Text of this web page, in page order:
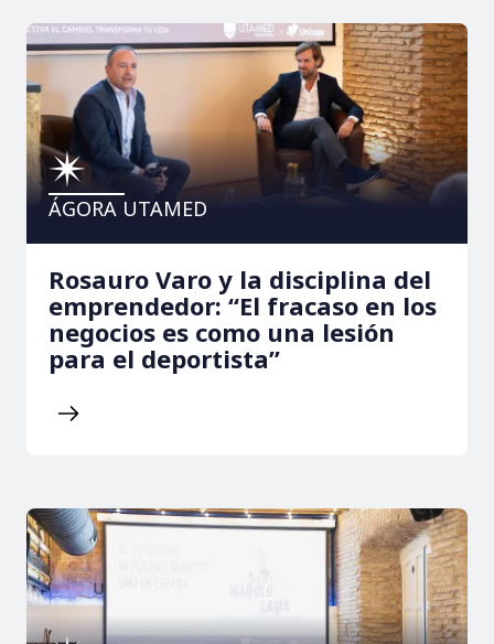
ÁGORA UTAMED
Rosauro Varo y la disciplina del
emprendedor: “El fracaso en los
negocios es como una lesión
para el deportista”